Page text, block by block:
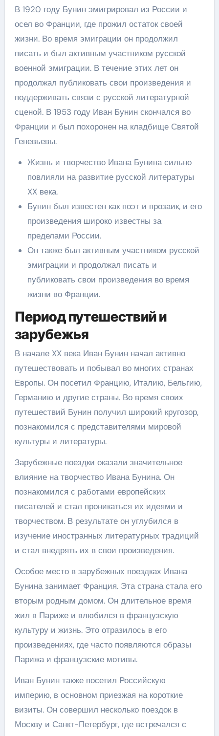
В 1920 году Бунин эмигрировал из России и
осел во Франции, где прожил остаток своей
жизни. Во время эмиграции он продолжил
писать и был активным участником русской
военной эмиграции. В течение этих лет он
продолжал публиковать свои произведения и
поддерживать связи с русской литературной
сценой. В 1953 году Иван Бунин скончался во
Франции и был похоронен на кладбище Святой
Геневьевы.
Жизнь и творчество Ивана Бунина сильно
повлияли на развитие русской литературы
XX века.
Бунин был известен как поэт и прозаик, и его
произведения широко известны за
пределами России.
Он также был активным участником русской
эмиграции и продолжал писать и
публиковать свои произведения во время
жизни во Франции.
Период путешествий и
зарубежья
В начале XX века Иван Бунин начал активно
путешествовать и побывал во многих странах
Европы. Он посетил Францию, Италию, Бельгию,
Германию и другие страны. Во время своих
путешествий Бунин получил широкий кругозор,
познакомился с представителями мировой
культуры и литературы.
Зарубежные поездки оказали значительное
влияние на творчество Ивана Бунина. Он
познакомился с работами европейских
писателей и стал проникаться их идеями и
творчеством. В результате он углубился в
изучение иностранных литературных традиций
и стал внедрять их в свои произведения.
Особое место в зарубежных поездках Ивана
Бунина занимает Франция. Эта страна стала его
вторым родным домом. Он длительное время
жил в Париже и влюбился в французскую
культуру и жизнь. Это отразилось в его
произведениях, где часто появляются образы
Парижа и французские мотивы.
Иван Бунин также посетил Российскую
империю, в основном приезжая на короткие
визиты. Он совершил несколько поездок в
Москву и Санкт-Петербург, где встречался с